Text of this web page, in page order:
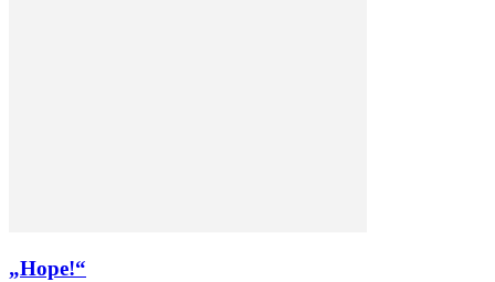
„Hope!“